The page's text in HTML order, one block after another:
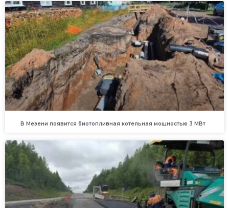
В Мезени появится биотопливная котельная мощностью 3 МВт